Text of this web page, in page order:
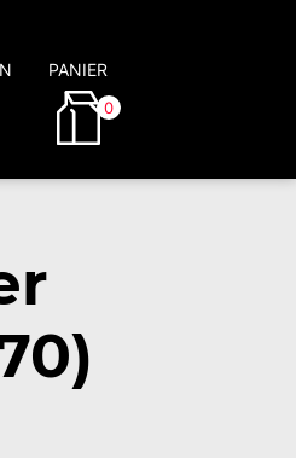
PANIER
0